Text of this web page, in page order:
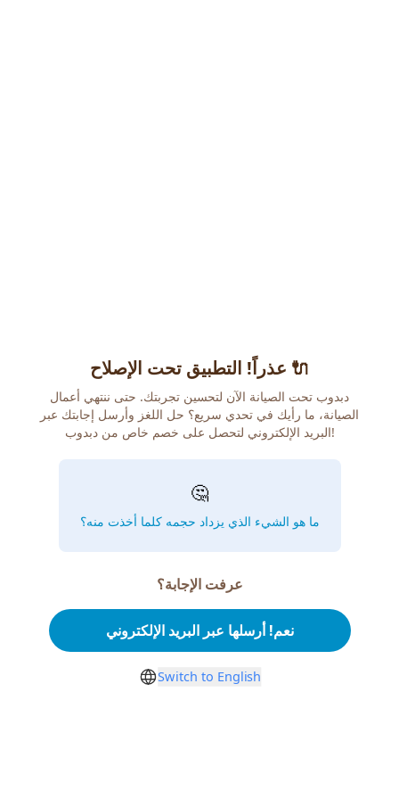
عذراً! التطبيق تحت الإصلاح 🔌
دبدوب تحت الصيانة الآن لتحسين تجربتك. حتى ننتهي أعمال
الصيانة، ما رأيك في تحدي سريع؟ حل اللغز وأرسل إجابتك عبر
البريد الإلكتروني لتحصل على خصم خاص من دبدوب!
🤔
ما هو الشيء الذي يزداد حجمه كلما أخذت منه؟
عرفت الإجابة؟
نعم! أرسلها عبر البريد الإلكتروني
Switch to English